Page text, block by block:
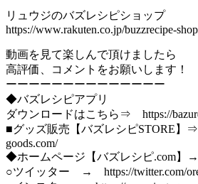
リュウジのバズレシピショップ
https://www.rakuten.co.jp/buzzrecipe-
動画を見て楽しんで頂けましたら
高評価、コメントをお願いします！
ーーーーーーーーーーーーーー
◆バズレシピアプリ
ダウンロードはこちら⇒ https://
■グッズ販売【バズレシピSTORE】
goods.com/
◆ホームページ【バズレシピ.com】→
○ツイッター → https://twitter.com/